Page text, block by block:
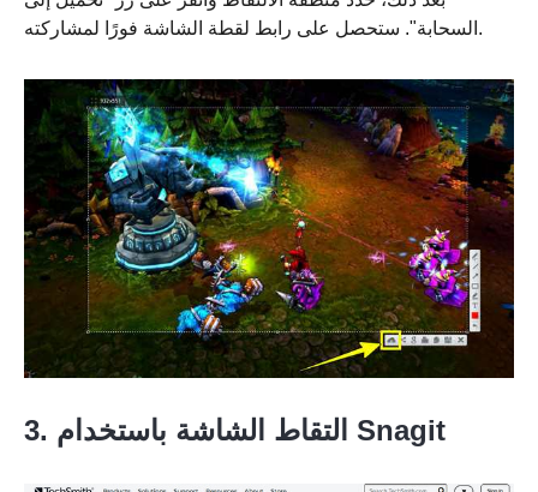
السحابة". ستحصل على رابط لقطة الشاشة فورًا لمشاركته.
3. التقاط الشاشة باستخدام Snagit